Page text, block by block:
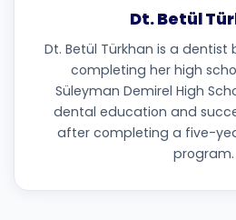
Dt. Betül
Dt. Betül Türkhan is a dentist
completing her high
Süleyman Demirel High
dental education and
after completing a five-
program.